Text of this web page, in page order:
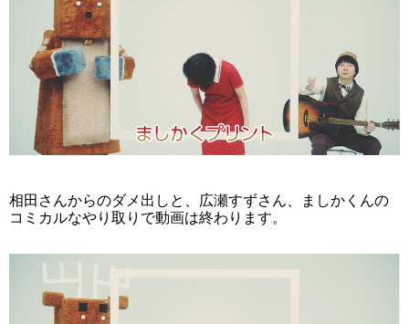
相田さんからのダメ出しと、広瀬すずさん、ましかくんの
コミカルなやり取りで動画は終わります。